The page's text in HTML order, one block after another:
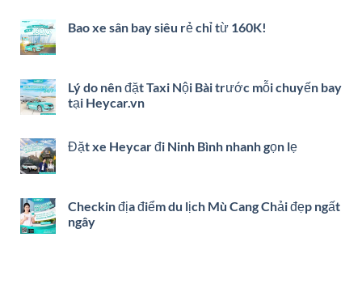
Bao xe sân bay siêu rẻ chỉ từ 160K!
Lý do nên đặt Taxi Nội Bài trước mỗi chuyến bay
tại Heycar.vn
Đặt xe Heycar đi Ninh Bình nhanh gọn lẹ
Checkin địa điểm du lịch Mù Cang Chải đẹp ngất
ngây